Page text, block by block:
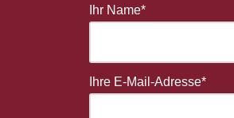
Ihr Name*
Ihre E-Mail-Adresse*